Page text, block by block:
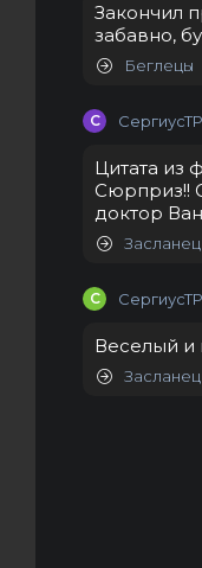
Закончил
забавно,
Беглецы
С СергиусТР
Цитата из
Сюрприз!!
доктор
С СергиусТР
Веселый и